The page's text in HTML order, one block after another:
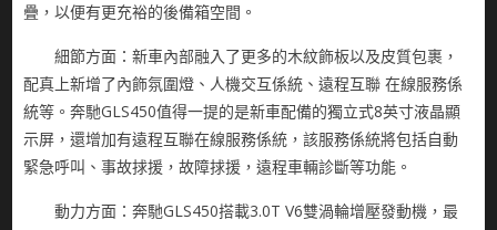
疊，以便有更充裕的後備箱空間。
細節方面：新車內部融入了更多的木紋飾板以及皮質包裹，
配真上新增了內飾氛圍燈、人機交互係統、遠程互聯 在線服務係
統等。奔馳GLS450值得一提的是新車配備的獨立式8英寸液晶顯
示屏，還增加有遠程互聯在線服務係統，該服務係統將包括自動
緊急呼叫、事故捄援，故障捄援，遠程車輛診斷等功能。
動力方面：奔馳GLS450搭載3.0T V6雙渦輪增壓發動機，最